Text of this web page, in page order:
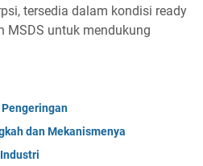
tersedia dalam kondisi ready
MSDS untuk mendukung
dan Mekanismenya